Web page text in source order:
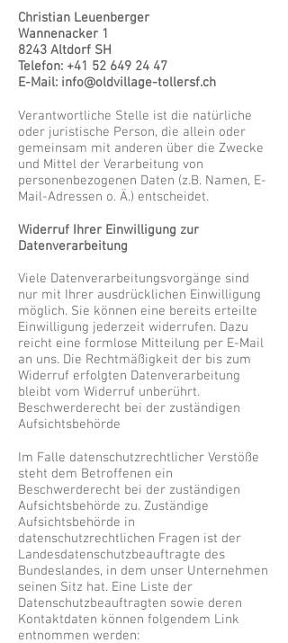
Christian Leuenberger
Wannenacker 1
8243 Altdorf SH
Telefon: +41 52 649 24 47
E-Mail: info@oldvillage-tollersf.ch
Verantwortliche Stelle ist die natürliche
oder juristische Person, die allein oder
gemeinsam mit anderen über die Zwecke
und Mittel der Verarbeitung von
personenbezogenen Daten (z.B. Namen, E-
Mail-Adressen o. Ä.) entscheidet.
Widerruf Ihrer Einwilligung zur
Datenverarbeitung
Viele Datenverarbeitungsvorgänge sind
nur mit Ihrer ausdrücklichen Einwilligung
möglich. Sie können eine bereits erteilte
Einwilligung jederzeit widerrufen. Dazu
reicht eine formlose Mitteilung per E-Mail
an uns. Die Rechtmäßigkeit der bis zum
Widerruf erfolgten Datenverarbeitung
bleibt vom Widerruf unberührt.
Beschwerderecht bei der zuständigen
Aufsichtsbehörde
Im Falle datenschutzrechtlicher Verstöße
steht dem Betroffenen ein
Beschwerderecht bei der zuständigen
Aufsichtsbehörde zu. Zuständige
Aufsichtsbehörde in
datenschutzrechtlichen Fragen ist der
Landesdatenschutzbeauftragte des
Bundeslandes, in dem unser Unternehmen
seinen Sitz hat. Eine Liste der
Datenschutzbeauftragten sowie deren
Kontaktdaten können folgendem Link
entnommen werden: